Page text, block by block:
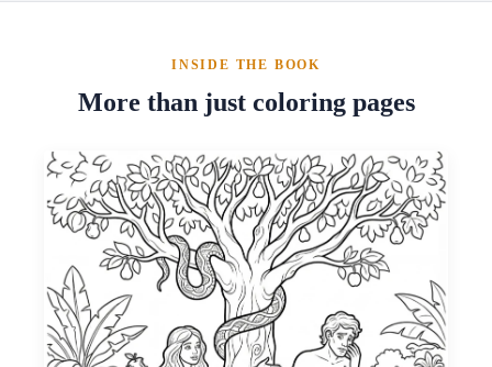
INSIDE THE BOOK
More than just coloring pages